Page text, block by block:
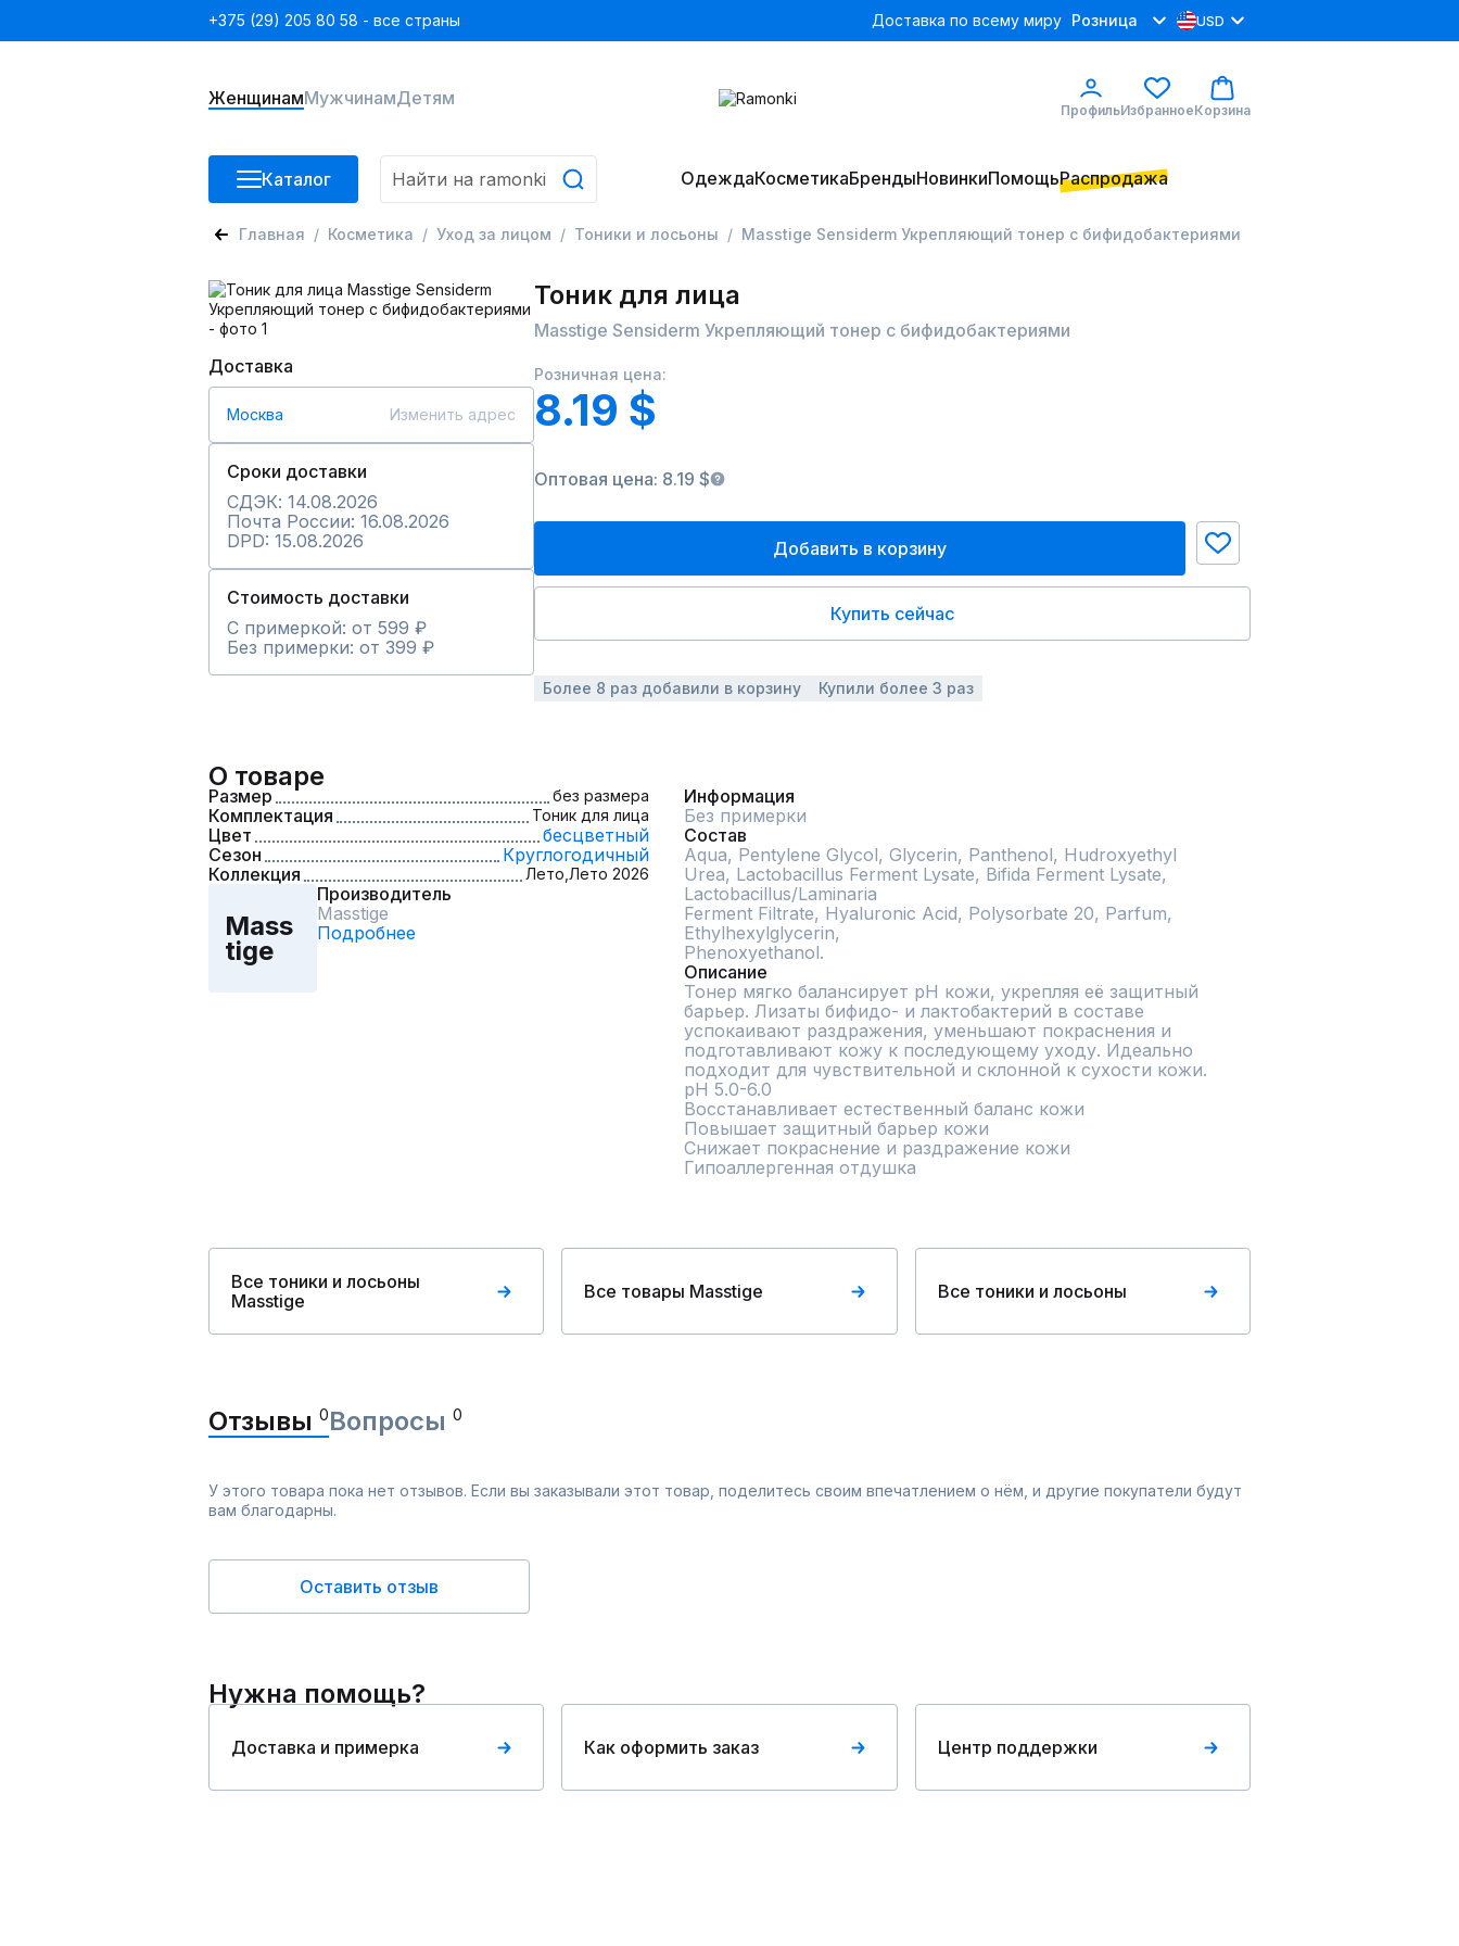
+375 (29) 205 80 58 - все страны Доставка по всему миру Розница USD
ЖенщинамМужчинамДетям
ПрофильИзбранноеКорзина
Каталог ОдеждаКосметикаБрендыНовинкиПомощьРаспродажа
Главная Косметика Уход за лицом Тоники и лосьоны Masstige Sensiderm Укрепляющий тонер с бифидобактериями
Доставка
Москва Изменить адрес
Сроки доставки
СДЭК: 14.08.2026
Почта России: 16.08.2026
DPD: 15.08.2026
Стоимость доставки
С примеркой: от 599 ₽
Без примерки: от 399 ₽
Тоник для лица
Masstige Sensiderm Укрепляющий тонер с бифидобактериями
Розничная цена:
8.19 $
Оптовая цена: 8.19 $
Добавить в корзину
Купить сейчас
Более 8 раз добавили в корзину Купили более 3 раз
О товаре
Размер без размера
Комплектация Тоник для лица
Цвет
бесцветный
Сезон
Круглогодичный
Коллекция
Лето, Лето 2026
Mass
tige
Производитель
Masstige
Подробнее
Информация
Без примерки
Состав
Aqua, Pentylene Glycol, Glycerin, Panthenol, Hudroxyethyl
Urea, Lactobacillus Ferment Lysate, Bifida Ferment Lysate,
Lactobacillus/Laminaria
Ferment Filtrate, Hyaluronic Acid, Polysorbate 20, Parfum,
Ethylhexylglycerin,
Phenoxyethanol.
Описание
Тонер мягко балансирует pH кожи, укрепляя её защитный
барьер. Лизаты бифидо- и лактобактерий в составе
успокаивают раздражения, уменьшают покраснения и
подготавливают кожу к последующему уходу. Идеально
подходит для чувствительной и склонной к сухости кожи.
рН 5.0-6.0
Восстанавливает естественный баланс кожи
Повышает защитный барьер кожи
Снижает покраснение и раздражение кожи
Гипоаллергенная отдушка
Все тоники и лосьоны
Masstige
Все товары Masstige Все тоники и лосьоны
Отзывы 0Вопросы 0
У этого товара пока нет отзывов. Если вы заказывали этот товар, поделитесь своим впечатлением о нём, и другие покупатели будут
вам благодарны.
Оставить отзыв
Нужна помощь?
Доставка и примерка Как оформить заказ Центр поддержки